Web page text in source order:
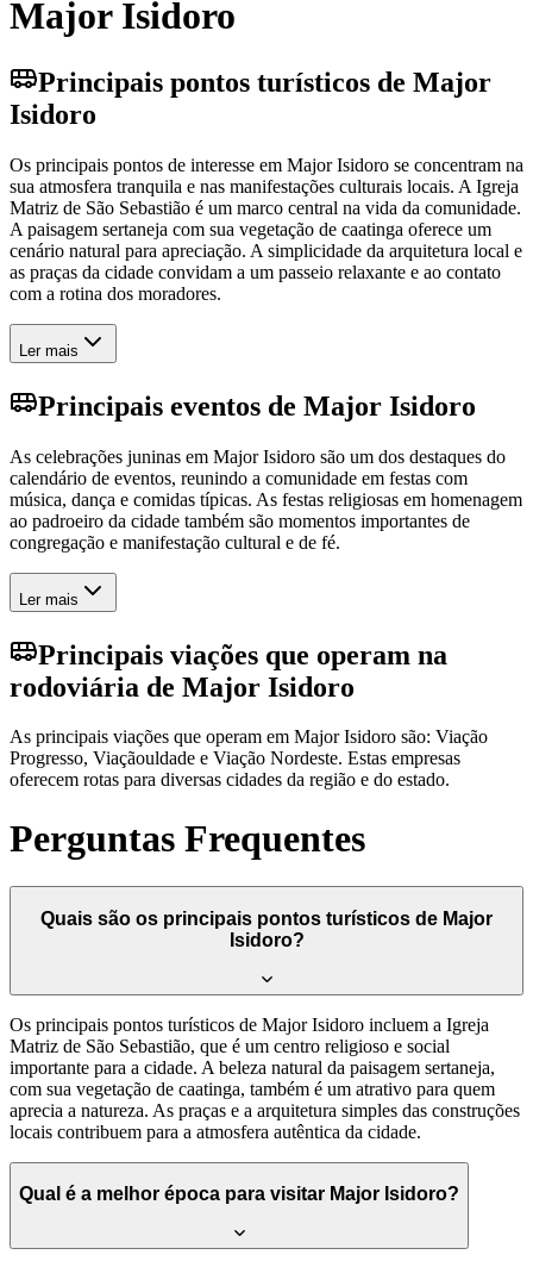
Major Isidoro
Principais pontos turísticos de Major
Isidoro
Os principais pontos de interesse em Major Isidoro se concentram na
sua atmosfera tranquila e nas manifestações culturais locais. A Igreja
Matriz de São Sebastião é um marco central na vida da comunidade.
A paisagem sertaneja com sua vegetação de caatinga oferece um
cenário natural para apreciação. A simplicidade da arquitetura local e
as praças da cidade convidam a um passeio relaxante e ao contato
com a rotina dos moradores.
Ler mais
Principais eventos de Major Isidoro
As celebrações juninas em Major Isidoro são um dos destaques do
calendário de eventos, reunindo a comunidade em festas com
música, dança e comidas típicas. As festas religiosas em homenagem
ao padroeiro da cidade também são momentos importantes de
congregação e manifestação cultural e de fé.
Ler mais
Principais viações que operam na
rodoviária de Major Isidoro
As principais viações que operam em Major Isidoro são: Viação
Progresso, Viaçãouldade e Viação Nordeste. Estas empresas
oferecem rotas para diversas cidades da região e do estado.
Perguntas Frequentes
Quais são os principais pontos turísticos de Major
Isidoro?
Os principais pontos turísticos de Major Isidoro incluem a Igreja
Matriz de São Sebastião, que é um centro religioso e social
importante para a cidade. A beleza natural da paisagem sertaneja,
com sua vegetação de caatinga, também é um atrativo para quem
aprecia a natureza. As praças e a arquitetura simples das construções
locais contribuem para a atmosfera autêntica da cidade.
Qual é a melhor época para visitar Major Isidoro?